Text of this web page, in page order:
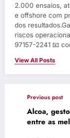
2.000 ensaios,
e offshore com
dos
riscos
97157-2241 📧
View All Posts
Previous post
Alcoa,
entre as